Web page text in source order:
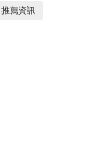
推薦資訊